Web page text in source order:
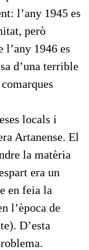
l’any 1945 es
però
1946 es
d’una terrible
locals i
Artanense. El
la matèria
era un
en feia la
l’època de
D’esta